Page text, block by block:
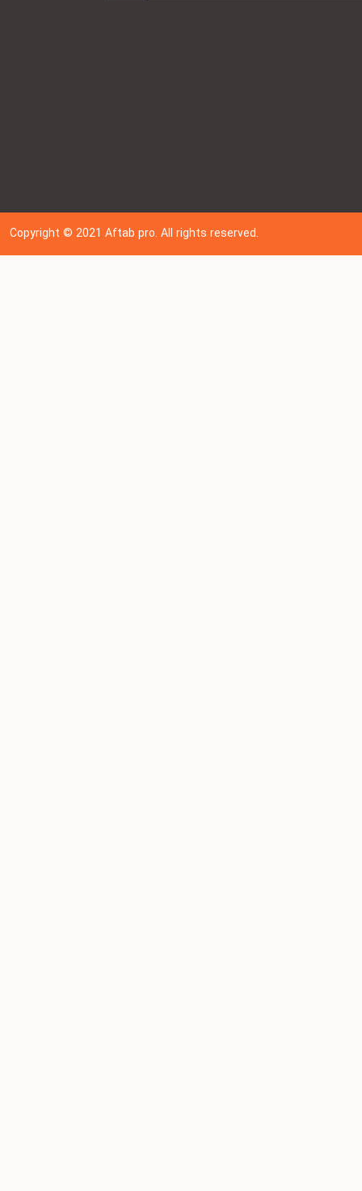
Copyright © 202 1Aftab pro. All rights reserved.